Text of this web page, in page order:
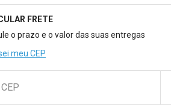
para Calcular o Frete
FRETE
o prazo e o valor das suas entregas
meu CEP